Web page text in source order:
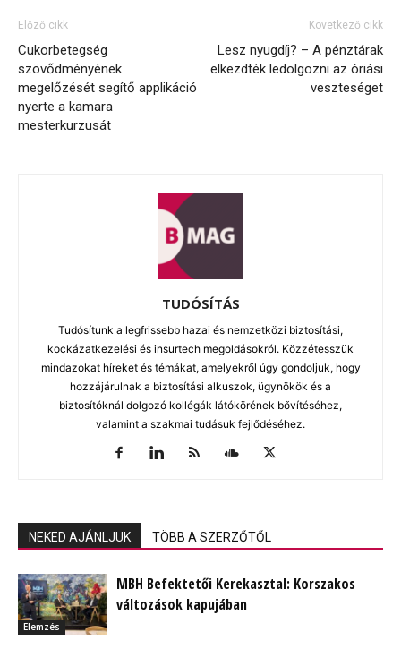
Előző cikk
Cukorbetegség
szövődményének
megelőzését segítő applikáció
nyerte a kamara
mesterkurzusát
Következő cikk
Lesz nyugdíj? – A pénztárak
elkezdték ledolgozni az óriási
veszteséget
TUDÓSÍTÁS
Tudósítunk a legfrissebb hazai és nemzetközi biztosítási,
kockázatkezelési és insurtech megoldásokról. Közzétesszük
mindazokat híreket és témákat, amelyekről úgy gondoljuk, hogy
hozzájárulnak a biztosítási alkuszok, ügynökök és a
biztosítóknál dolgozó kollégák látókörének bővítéséhez,
valamint a szakmai tudásuk fejlődéséhez.
NEKED AJÁNLJUK TÖBB A SZERZŐTŐL
Elemzés
MBH Befektetői Kerekasztal: Korszakos
változások kapujában